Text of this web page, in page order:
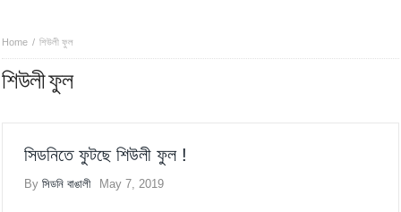
Home শিউলী ফুল
শিউলী ফুল
সিডনিতে ফুটছে শিউলী ফুল !
Byসিডনি বাঙালী May 7, 2019